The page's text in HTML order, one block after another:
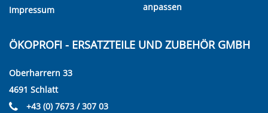
Impressum
anpassen
ÖKOPROFI - ERSATZTEILE UND ZUBEHÖR GMBH
Oberharrern 33
4691 Schlatt
+43 (0) 7673 / 307 03